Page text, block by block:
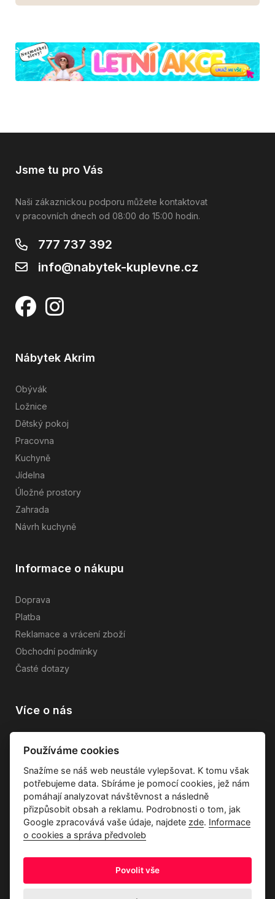
Jsme tu pro Vás
Naši zákaznickou podporu můžete kontaktovat
v pracovních dnech od 08:00 do 15:00 hodin.
777 737 392
info@nabytek-kuplevne.cz
Nábytek Akrim
Obývák
Ložnice
Dětský pokoj
Pracovna
Kuchyně
Jídelna
Úložné prostory
Zahrada
Návrh kuchyně
Informace o nákupu
Doprava
Platba
Reklamace a vrácení zboží
Obchodní podmínky
Časté dotazy
Více o nás
Průvodce tkaninami
Kontakty
Ochrana osobních údajů
Používáme cookies
Snažíme se náš web neustále vylepšovat. K tomu však
potřebujeme data. Sbíráme je pomocí cookies, jež nám
pomáhají analyzovat návštěvnost a následně
přizpůsobit obsah a reklamu. Podrobnosti o tom, jak
Google zpracovává vaše údaje, najdete zde. Informace
o cookies a správa předvoleb
Povolit vše